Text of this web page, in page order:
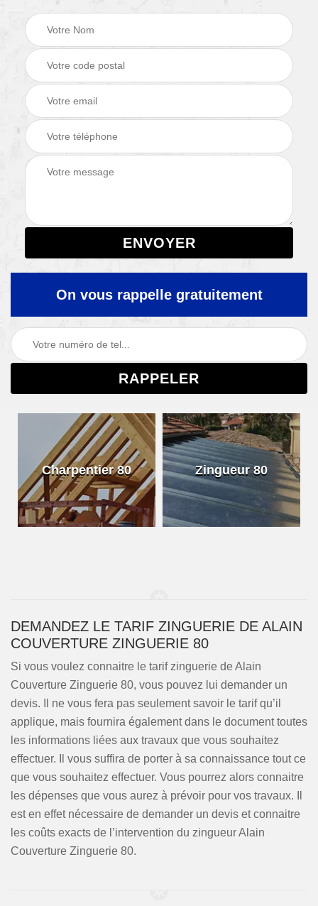
On vous rappelle gratuitement
Charpentier 80 Zingueur 80
DEMANDEZ LE TARIF ZINGUERIE DE ALAIN
COUVERTURE ZINGUERIE 80
Si vous voulez connaitre le tarif zinguerie de Alain
Couverture Zinguerie 80, vous pouvez lui demander un
devis. Il ne vous fera pas seulement savoir le tarif qu’il
applique, mais fournira également dans le document toutes
les informations liées aux travaux que vous souhaitez
effectuer. Il vous suffira de porter à sa connaissance tout ce
que vous souhaitez effectuer. Vous pourrez alors connaitre
les dépenses que vous aurez à prévoir pour vos travaux. Il
est en effet nécessaire de demander un devis et connaitre
les coûts exacts de l’intervention du zingueur Alain
Couverture Zinguerie 80.